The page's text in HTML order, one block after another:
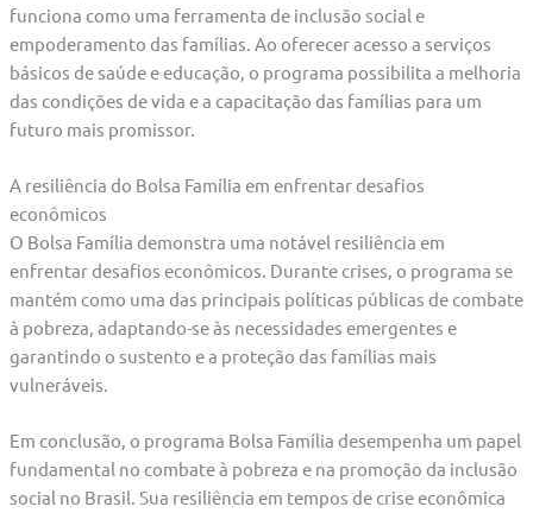
funciona como uma ferramenta de inclusão social e
empoderamento das famílias. Ao oferecer acesso a serviços
básicos de saúde e educação, o programa possibilita a melhoria
das condições de vida e a capacitação das famílias para um
futuro mais promissor.
A resiliência do Bolsa Família em enfrentar desafios
econômicos
O Bolsa Família demonstra uma notável resiliência em
enfrentar desafios econômicos. Durante crises, o programa se
mantém como uma das principais políticas públicas de combate
à pobreza, adaptando-se às necessidades emergentes e
garantindo o sustento e a proteção das famílias mais
vulneráveis.
Em conclusão, o programa Bolsa Família desempenha um papel
fundamental no combate à pobreza e na promoção da inclusão
social no Brasil. Sua resiliência em tempos de crise econômica